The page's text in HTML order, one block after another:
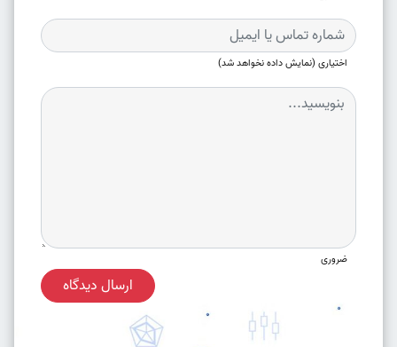
اختیاری (نمایش داده نخواهد شد)
ضروری
ارسال دیدگاه